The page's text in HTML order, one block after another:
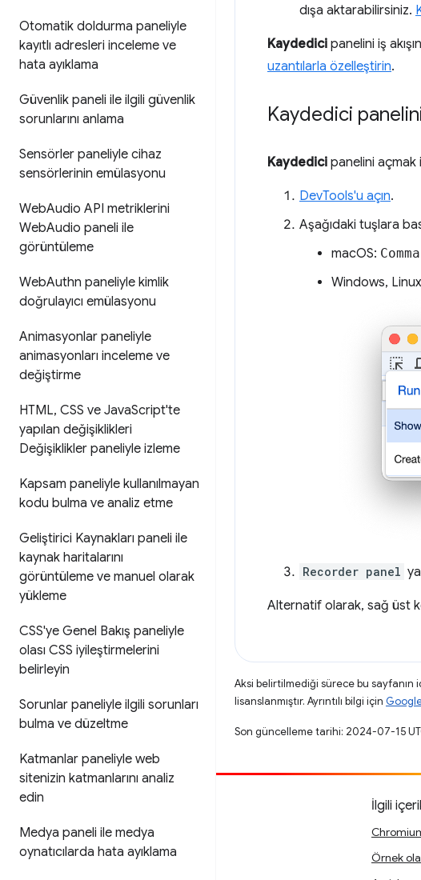
Otomatik doldurma paneliyle
kayıtlı adresleri inceleme ve
hata ayıklama
Güvenlik paneli ile ilgili güvenlik
sorunlarını anlama
Sensörler paneliyle cihaz
sensörlerinin emülasyonu
WebAudio API metriklerini
WebAudio paneli ile
görüntüleme
WebAuthn paneliyle kimlik
doğrulayıcı emülasyonu
Animasyonlar paneliyle
animasyonları inceleme ve
değiştirme
HTML, CSS ve JavaScript'te
yapılan değişiklikleri
Değişiklikler paneliyle izleme
Kapsam paneliyle kullanılmayan
kodu bulma ve analiz etme
Geliştirici Kaynakları paneli ile
kaynak haritalarını
görüntüleme ve manuel olarak
yükleme
CSS'ye Genel Bakış paneliyle
olası CSS iyileştirmelerini
belirleyin
Sorunlar paneliyle ilgili sorunları
bulma ve düzeltme
Katmanlar paneliyle web
sitenizin katmanlarını analiz
edin
Medya paneli ile medya
oynatıcılarda hata ayıklama
dışa aktarabilirsiniz.
Kaydedici panelini iş
uzantılarla özelleştirin.
Kaydedici
Kaydedici panelini açmak
DevTools'u açın.
Aşağıdaki tuşlara
macOS:
Windows,
Recorder panel
Alternatif olarak, sağ üst
Aksi belirtilmediği sürece bu sayfanın
lisanslanmıştır. Ayrıntılı bilgi için
Son güncelleme tarihi: 2024-07-15
Katkıda bulun
Hata bildirin
Açık sorunlara bakın
İlgili
Örnek